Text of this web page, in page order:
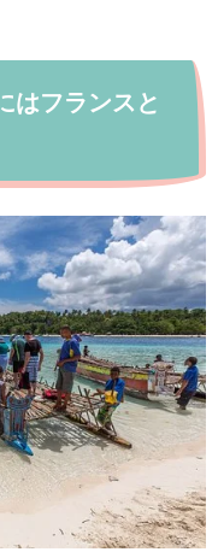
はフランスと